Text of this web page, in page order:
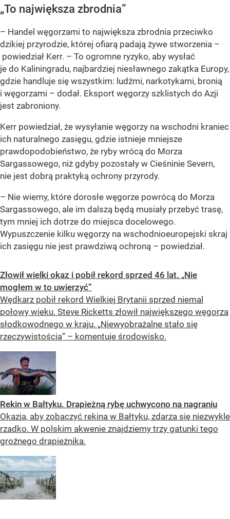
„To największa zbrodnia”
– Handel węgorzami to największa zbrodnia przeciwko
dzikiej przyrodzie, której ofiarą padają żywe stworzenia –
powiedział Kerr. – To ogromne ryzyko, aby wysłać
je do Kaliningradu, najbardziej niesławnego zakątka Europy,
gdzie handluje się wszystkim: ludźmi, narkotykami, bronią
i węgorzami – dodał. Eksport węgorzy szklistych do Azji
jest zabroniony.
Kerr powiedział, że wysyłanie węgorzy na wschodni kraniec
ich naturalnego zasięgu, gdzie istnieje mniejsze
prawdopodobieństwo, że ryby wrócą do Morza
Sargassowego, niż gdyby pozostały w Cieśninie Severn,
nie jest dobrą praktyką ochrony przyrody.
– Nie wiemy, które dorosłe węgorze powrócą do Morza
Sargassowego, ale im dalszą będą musiały przebyć trasę,
tym mniej ich dotrze do miejsca docelowego.
Wypuszczenie kilku węgorzy na wschodnioeuropejski skraj
ich zasięgu nie jest prawdziwą ochroną – powiedział.
Złowił wielki okaz i pobił rekord sprzed 46 lat. „Nie
mogłem w to uwierzyć”
Wędkarz pobił rekord Wielkiej Brytanii sprzed niemal
połowy wieku. Steve Ricketts złowił największego węgorza
słodkowodnego w kraju. „Niewyobrażalne stało się
rzeczywistością” – komentuje środowisko.
Rekin w Bałtyku. Drapieżną rybę uchwycono na nagraniu
Okazja, aby zobaczyć rekina w Bałtyku, zdarza się niezwykle
rzadko. W polskim akwenie znajdziemy trzy gatunki tego
groźnego drapieżnika.